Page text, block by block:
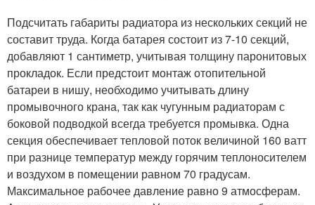
Подсчитать габариты радиатора из нескольких секций не
составит труда. Когда батарея состоит из 7-10 секций,
добавляют 1 сантиметр, учитывая толщину паронитовых
прокладок. Если предстоит монтаж отопительной
батареи в нишу, необходимо учитывать длину
промывочного крана, так как чугунным радиаторам с
боковой подводкой всегда требуется промывка. Одна
секция обеспечивает тепловой поток величиной 160 ватт
при разнице температур между горячим теплоносителем
и воздухом в помещении равном 70 градусам.
Максимальное рабочее давление равно 9 атмосферам.